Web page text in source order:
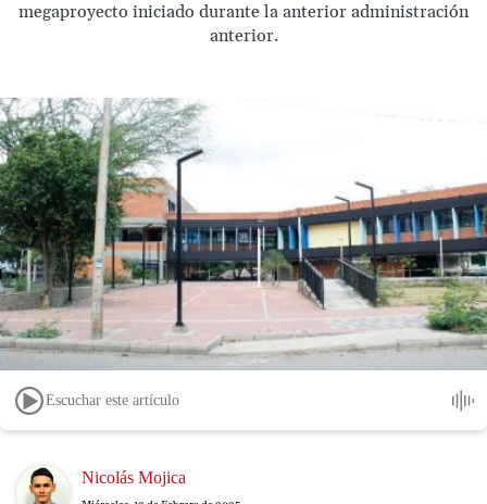
megaproyecto iniciado durante la anterior administración
anterior.
Escuchar este artículo
Image Nicolás Mojica